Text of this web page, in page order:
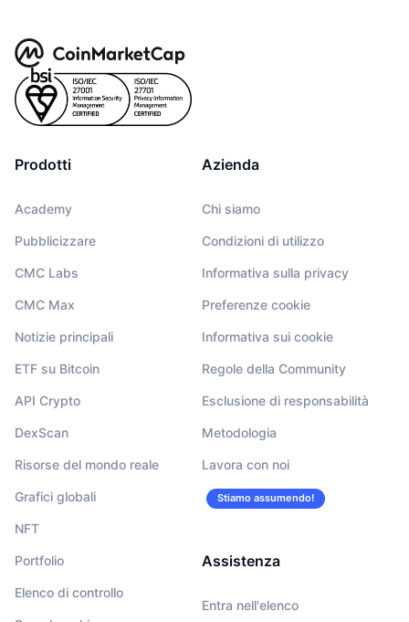
Prodotti
Academy
Pubblicizzare
CMC Labs
CMC Max
Notizie principali
ETF su Bitcoin
API Crypto
DexScan
Risorse del mondo reale
Grafici globali
NFT
Portfolio
Elenco di controllo
Azienda
Chi siamo
Condizioni di utilizzo
Informativa sulla privacy
Preferenze cookie
Informativa sui cookie
Regole della Community
Esclusione di responsabilità
Metodologia
Lavora con noi
Stiamo assumendo!
Assistenza
Entra nell'elenco